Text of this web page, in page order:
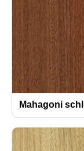
Mahagoni